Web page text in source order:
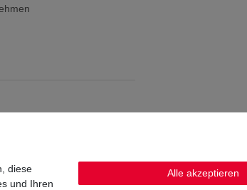
diese
und Ihren
Alle akzeptieren